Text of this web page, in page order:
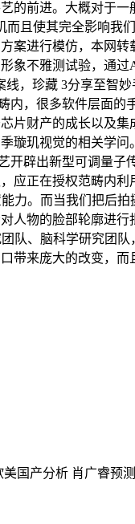
的前进。大概对于
且使其完全影响我
案进行模仿，本网
象不雅测试验，通
，珍藏 3分享至智
内，很多软件层面的
片财产的成长以及
璇玑视觉的相关学
开辟出新型可调量
应正在授权范畴内
力。而当我们把后
人物的脸部轮廓进
队、脑科学研究团
来庞大的改变，而
国产分析 肖广睿预